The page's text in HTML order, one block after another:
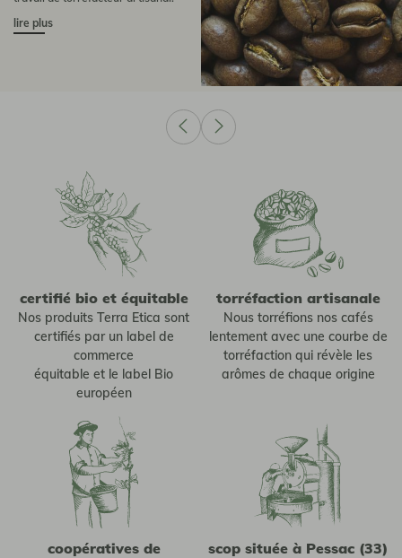
lire plus
certifié bio et équitable
Nos produits Terra Etica sont
certifiés par un label de
commerce
équitable et le label Bio
européen
torréfaction artisanale
Nous torréfions nos cafés
lentement avec une courbe de
torréfaction qui révèle les
arômes de chaque origine
coopératives de
scop située à Pessac (33)